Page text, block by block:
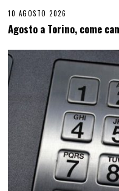
10 AGOSTO 2026
Agosto a Torino, come